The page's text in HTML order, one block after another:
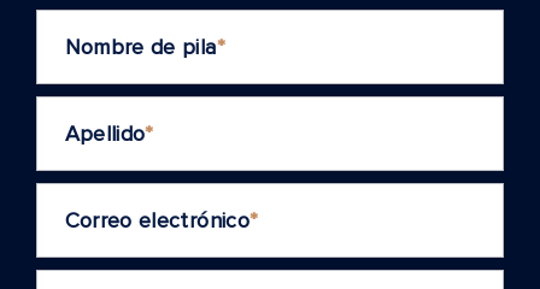
Nombre de pila*
Apellido*
Correo electrónico*